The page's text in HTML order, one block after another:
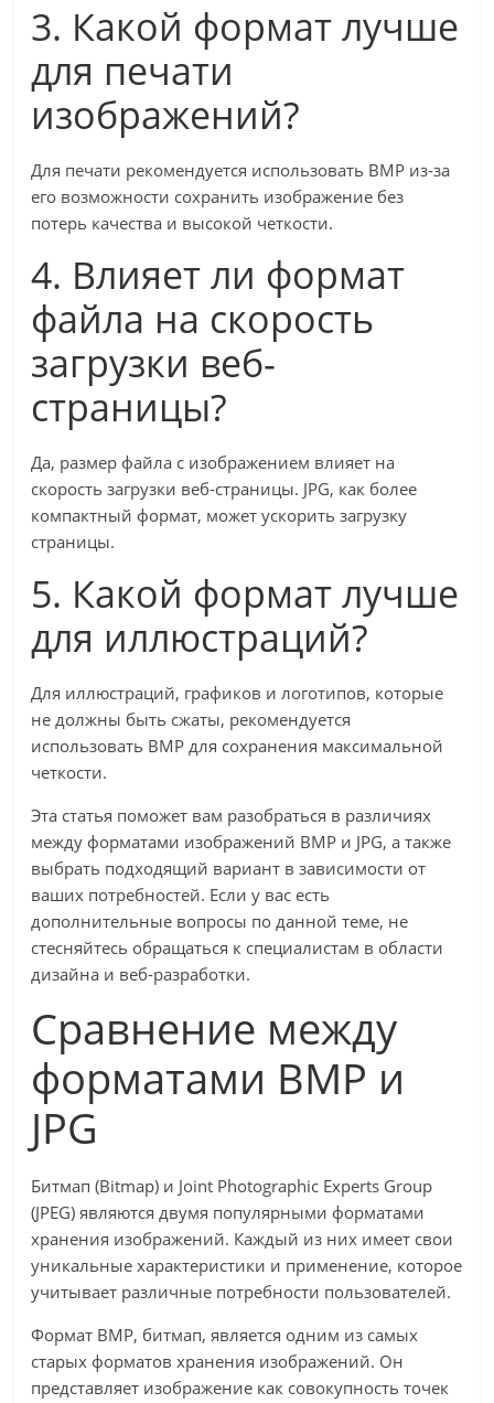
3. Какой формат лучше
для печати
изображений?
Для печати рекомендуется использовать BMP из-за
его возможности сохранить изображение без
потерь качества и высокой четкости.
4. Влияет ли формат
файла на скорость
загрузки веб-
страницы?
Да, размер файла с изображением влияет на
скорость загрузки веб-страницы. JPG, как более
компактный формат, может ускорить загрузку
страницы.
5. Какой формат лучше
для иллюстраций?
Для иллюстраций, графиков и логотипов, которые
не должны быть сжаты, рекомендуется
использовать BMP для сохранения максимальной
четкости.
Эта статья поможет вам разобраться в различиях
между форматами изображений BMP и JPG, а также
выбрать подходящий вариант в зависимости от
ваших потребностей. Если у вас есть
дополнительные вопросы по данной теме, не
стесняйтесь обращаться к специалистам в области
дизайна и веб-разработки.
Сравнение между
форматами BMP и
JPG
Битмап (Bitmap) и Joint Photographic Experts Group
(JPEG) являются двумя популярными форматами
хранения изображений. Каждый из них имеет свои
уникальные характеристики и применение, которое
учитывает различные потребности пользователей.
Формат BMP, битмап, является одним из самых
старых форматов хранения изображений. Он
представляет изображение как совокупность точек